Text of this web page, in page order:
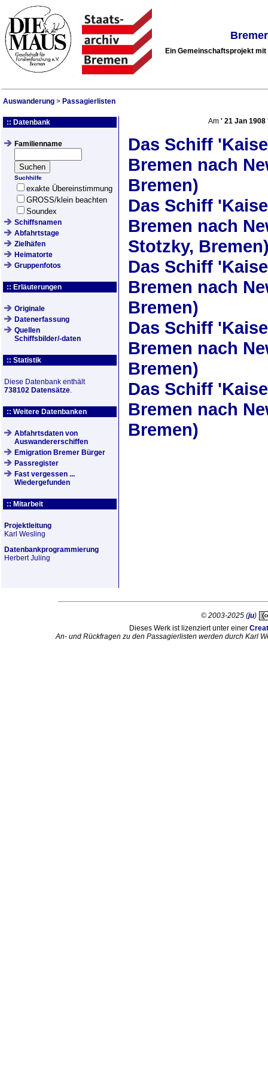
Ein Gemeinschaftsprojekt
Auswanderung > Passagierlisten
:: Datenbank
Familienname
Suchhilfe
exakte Übereinstimmung
GROSS/klein beachten
Soundex
Schiffsnamen
Abfahrtstage
Zielhäfen
Heimatorte
Gruppenfotos
:: Erläuterungen
Originale
Datenerfassung
Quellen
Schiffsbilder/-daten
:: Statistik
Diese Datenbank enthält
738102 Datensätze.
:: Weitere Datenbanken
Abfahrtsdaten von
Auswandererschiffen
Emigration Bremer Bürger
Passregister
Fast vergessen ...
Wiedergefunden
:: Mitarbeit
Projektleitung
Karl Wesling
Datenbankprogrammierung
Herbert Juling
Am ' 21 Jan 1908
Das Schiff
Bremen nach
Bremen)
Das Schiff
Bremen nach
Stotzky,
Das Schiff
Bremen nach
Bremen)
Das Schiff
Bremen nach
Bremen)
Das Schiff
Bremen nach
Bremen)
© 2003-2025 (ju)
Dieses Werk ist lizenziert unter einer
An- und Rückfragen zu den Passagierlisten werden durch Karl